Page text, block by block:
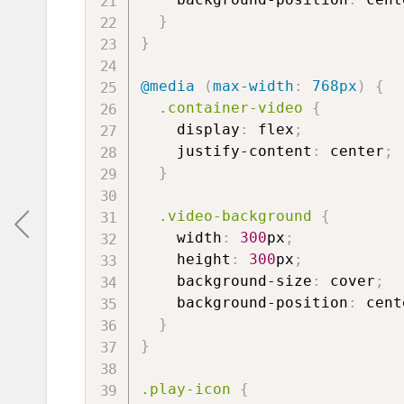
}
}
@media (max-width : 768px )
{
.container-video
{
display : flex ;
justify-content : center ;
}
.video-background
{
width : 300px ;
height : 300px ;
background-size : cover ;
background-position :
}
}
.play-icon
{